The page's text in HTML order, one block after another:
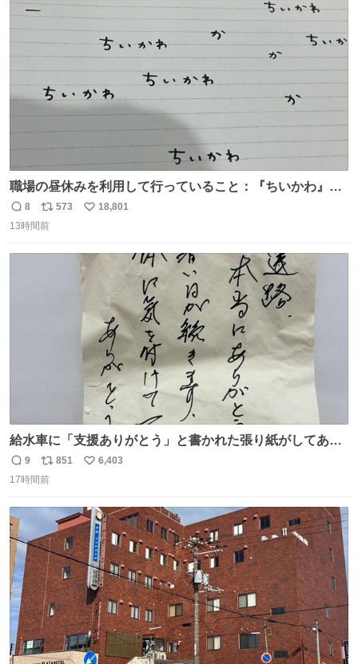
ト
数
数
職場の昼休みを利用して行っていること：『ちいかわ』の
タイトルフォントの練習
返
信
8
リ
ポ
573
い
数
18,801
13時間前
給水車に「支援ありがとう」と書かれた張り紙がしてあっ
たのだ。現地で活動する職員の疲れも少し吹き飛んだの
だ。温かいお気持ち、本当にありがとうございますなのだ
を続けていくのだ💪＃米子市上下水道局 ＃給水支援
返
信
9
リ
ポ
数
851
い
数
6,403
17時間前